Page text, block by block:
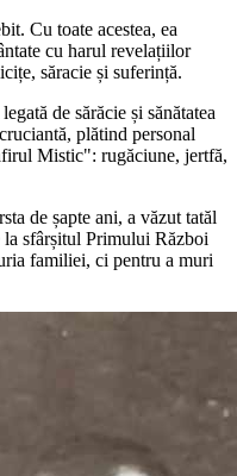
Cu toate acestea, ea
cu harul revelațiilor
săracie și suferință.
de sărăcie și sănătatea
plătind personal
Mistic": rugăciune, jertfă,
de șapte ani, a văzut tatăl
sfârșitul Primului Război
familiei, ci pentru a muri